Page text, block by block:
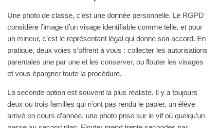
Une photo de classe, c’est une donnée personnelle. Le RGPD
considère l’image d’un visage identifiable comme telle, et pour
un mineur, c’est le représentant légal qui donne son accord. En
pratique, deux voies s’offrent à vous : collecter les autorisations
parentales une par une et les conserver, ou flouter les visages
et vous épargner toute la procédure.
La seconde option est souvent la plus réaliste. Il y a toujours
deux ou trois familles qui n’ont pas rendu le papier, un élève
arrivé en cours d’année, une photo prise sur le vif où quelqu’un